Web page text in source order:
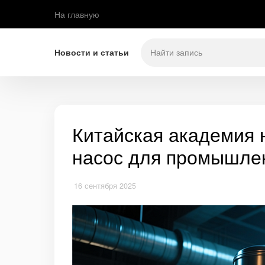
На главную
Новости и статьи
Китайская академия
насос для
16 сентября 2025